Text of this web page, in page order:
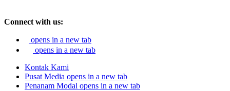
Connect with us:
opens in a new tab
opens in a new tab
Kontak Kami
Pusat Media opens in a new tab
Penanam Modal opens in a new tab